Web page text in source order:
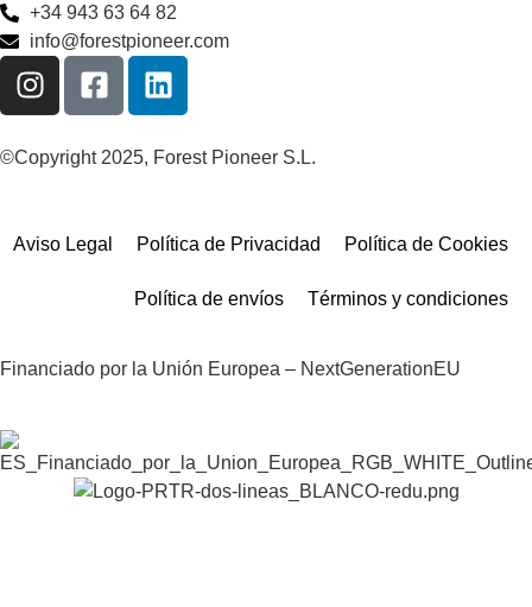
+34 943 63 64 82
info@forestpioneer.com
©Copyright 2025, Forest Pioneer S.L.
Aviso Legal Política de Privacidad Política de Cookies
Política de envíos Términos y condiciones
Financiado por la Unión Europea – NextGenerationEU